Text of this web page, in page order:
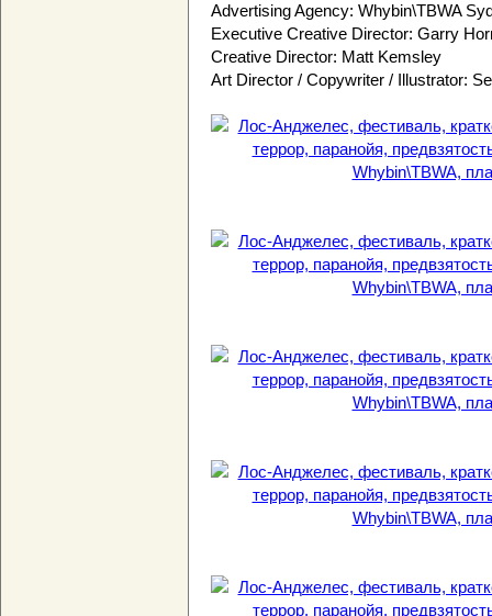
Advertising Agency: Whybin\TBWA
Executive Creative Director: Garry
Creative Director: Matt Kemsley
Art Director / Copywriter / Illustrator: